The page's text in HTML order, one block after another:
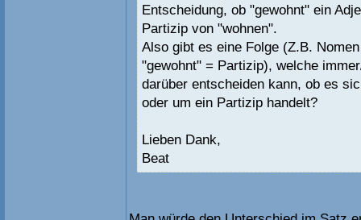
Entscheidung, ob "gewohnt" ein
Partizip von "wohnen".
Also gibt es eine Folge (Z.B.
"gewohnt" = Partizip), welche
darüber entscheiden kann, ob es
oder um ein Partizip handelt?
Lieben Dank,
Beat